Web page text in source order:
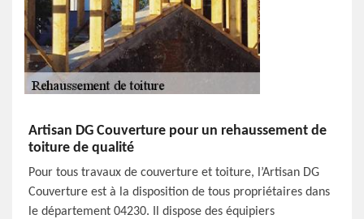
Artisan DG Couverture pour un rehaussement de
toiture de qualité
Pour tous travaux de couverture et toiture, l’Artisan DG
Couverture est à la disposition de tous propriétaires dans
le département 04230. Il dispose des équipiers